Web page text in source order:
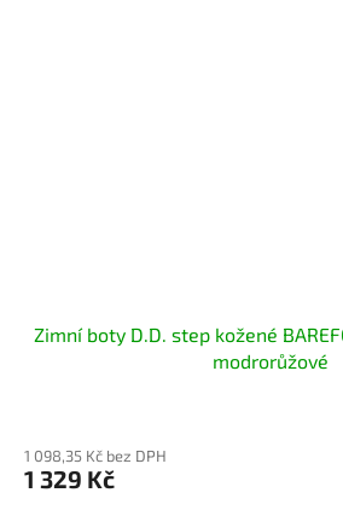
Zimní boty D.D. step kožené
modrorůžové
1 098,35 Kč bez DPH
1 329 Kč